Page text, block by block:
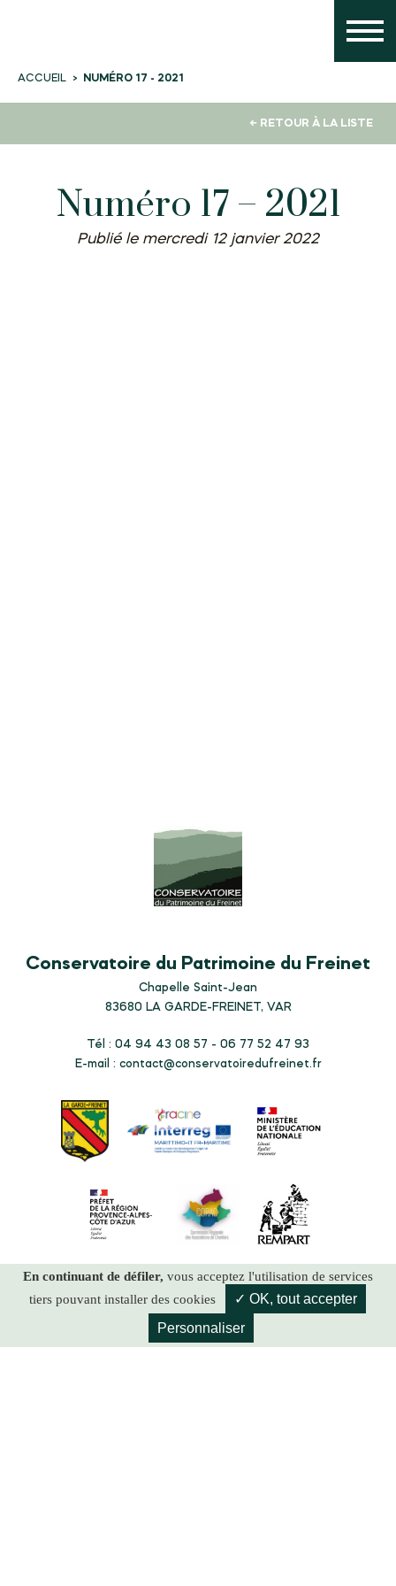
ACCUEIL NUMÉRO 17 - 2021
← RETOUR À LA LISTE
Numéro 17 – 2021
Publié le mercredi 12 janvier 2022
Conservatoire du Patrimoine du Freinet
Chapelle Saint-Jean
83680 LA GARDE-FREINET, VAR
Tél : 04 94 43 08 57 - 06 77 52 47 93
E-mail : contact@conservatoiredufreinet.fr
En continuant de défiler, vous acceptez l'utilisation de services
tiers pouvant installer des cookies
✓ OK, tout accepter
Personnaliser